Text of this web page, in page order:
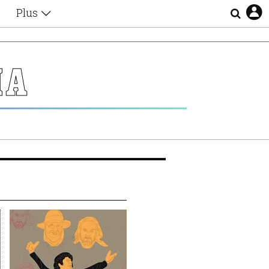
Plus
Αφιερώματα
Ζώδια
Lgbtqi+